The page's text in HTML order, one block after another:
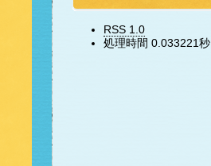
RSS 1.0
処理時間 0.033221秒